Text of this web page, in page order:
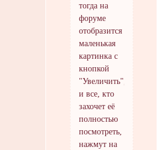
тогда на
форуме
отобразится
маленькая
картинка с
кнопкой
"Увеличить",
и все, кто
захочет её
полностью
посмотреть,
нажмут на